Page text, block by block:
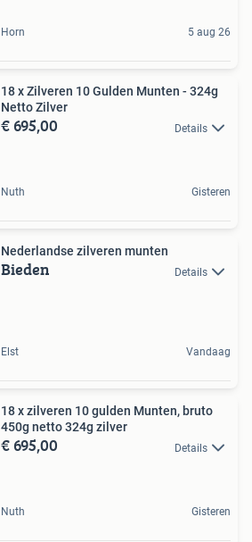
Horn 5 aug 26
18 x Zilveren 10 Gulden Munten - 324g
Netto Zilver
€ 695,00 Details
Nuth Gisteren
Nederlandse zilveren munten
Bieden Details
Elst Vandaag
18 x zilveren 10 gulden Munten, bruto
450g netto 324g zilver
€ 695,00 Details
Nuth Gisteren